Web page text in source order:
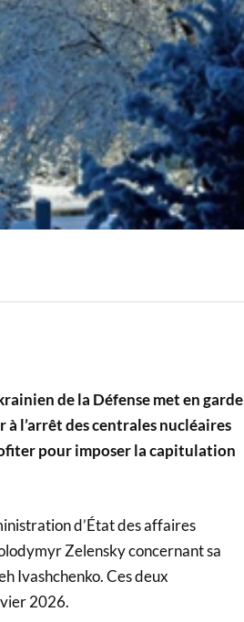
de la Défense met en garde
l’arrêt des centrales nucléaires
pour imposer la capitulation
d’État des affaires
Zelensky concernant sa
Ivashchenko. Ces deux
2026.